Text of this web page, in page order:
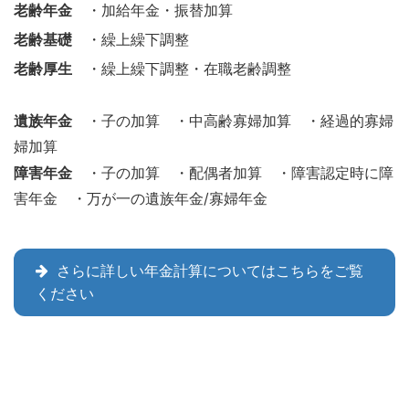
老齢年金 ・加給年金・振替加算
老齢基礎 ・繰上繰下調整
老齢厚生 ・繰上繰下調整・在職老齢調整
遺族年金 ・子の加算 ・中高齢寡婦加算 ・経過的寡婦
婦加算
障害年金 ・子の加算 ・配偶者加算 ・障害認定時に障
害年金 ・万が一の遺族年金/寡婦年金
さらに詳しい年金計算についてはこちらをご覧
ください